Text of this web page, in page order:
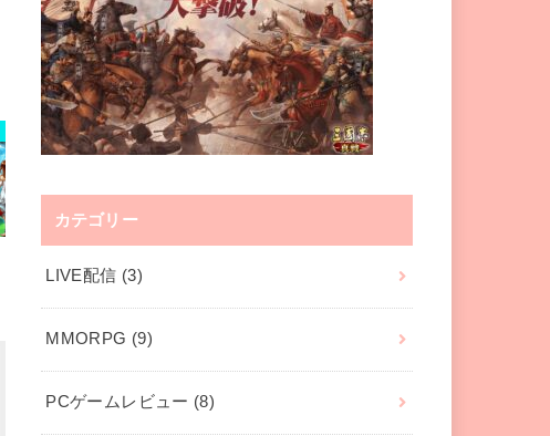
カテゴリー
LIVE配信 (3)
MMORPG (9)
PCゲームレビュー (8)